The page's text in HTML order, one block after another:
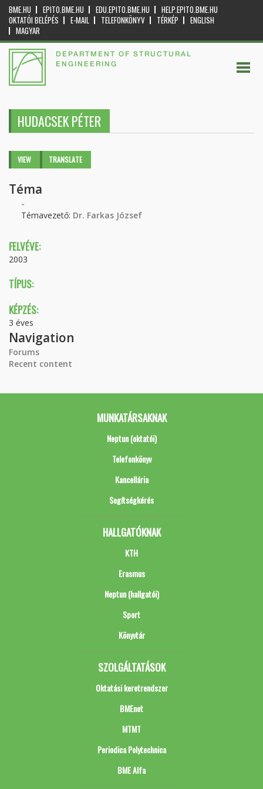
BME.HU EPITO.BME.HU EDU.EPITO.BME.HU
HELP.EPITO.BME.HU
OKTATÓI BELÉPÉS
E-MAIL TELEFONKÖNYV TÉRKÉP
ENGLISH
MAGYAR
DEPARTMENT OF STRUCTURAL
ENGINEERING
HUDACSEK PÉTER
Primary tabs
VIEW (ACTIVETRANSLATE
Téma
-
Témavezető: Dr. Farkas József
FELVÉVE:
2003
TÍPUS:
KÉPZÉS:
3 éves
Navigation
Forums
Recent content
MUNKATÁRSAKNAK
Neptun (oktatói)
Telefonkönyv
Kancellária
Segítségkérés
HALLGATÓKNAK
KTH
Erasmus
Neptun (hallgatói)
Sport
Könyvtár
SZOLGÁLTATÁSOK
Oktatási keretrendszer
BMEnet
MTMT
Periodica Polytechnica
BME Alfa